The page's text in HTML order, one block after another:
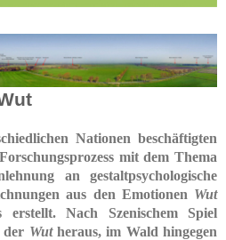
Nationen beschäftigten
mit dem Thema
an gestaltpsychologische
aus den Emotionen Wut
Nach Szenischem Spiel
der Wutheraus, im Wald hingegen